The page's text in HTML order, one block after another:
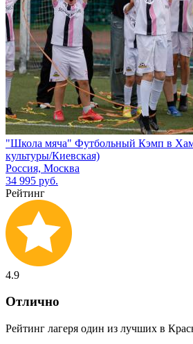
"Школа мяча" Футбольный Кэмп в
культуры/Киевская)
Россия, Москва
34 995 руб.
Рейтинг
4.9
Отлично
Рейтинг лагеря один из лучших в